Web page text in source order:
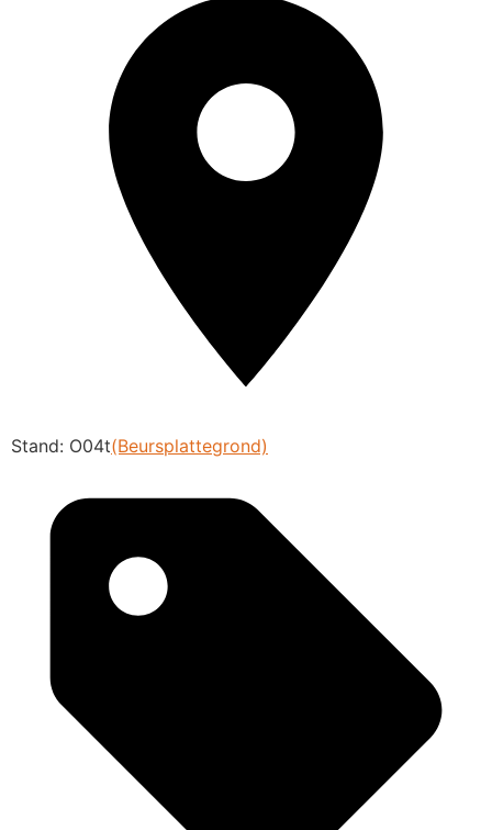
Stand: O04t(Beursplattegrond)